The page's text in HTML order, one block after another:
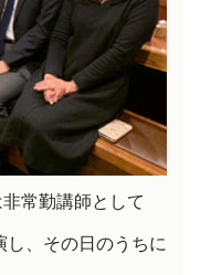
常勤講師として
し、その日のうちに